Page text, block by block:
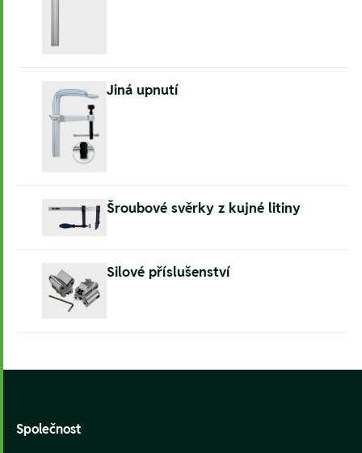
Jiná upnutí
Šroubové svěrky z kujné litiny
Silové příslušenství
Společnost